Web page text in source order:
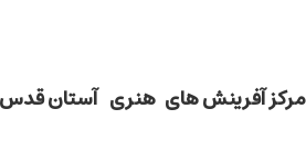
مركز آفرينش های هنری آستان